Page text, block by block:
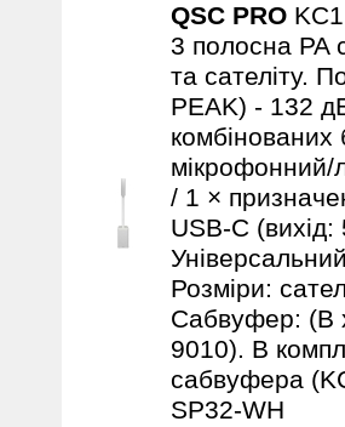
QSC PRO
3 полосна PA
та сателіту.
PEAK) - 132
мікрофонний/
/ 1 ×
USB-C
Розміри:
Сабвуфер: (В
9010). В
сабвуфера
SP32-WH